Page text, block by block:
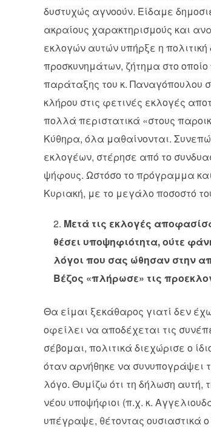
δυστυχώς αγνοούν. Είδαμε
ακραίους χαρακτηρισμούς και
εκλογών αυτών υπήρξε η
προσκυνημάτων, ζήτημα στο
παράταξης του κ. Παναγόπουλου
κλήρου στις φετινές εκλογές
πολλά περιστατικά «στους
Κύθηρα, όλα μαθαίνονται.
εκλογέων, στέρησε από το
ψήφους. Ωστόσο το πρόγραμμα
Κυριακή, με το μεγάλο ποσοστό
Μετά τις εκλογές
θέσει υποψηφιότητα, ούτε
λόγοι που σας ώθησαν στην
Βέζος «πλήρωσε» τις
Θα είμαι ξεκάθαρος γιατί δεν
οφείλει να αποδέχεται τις
σέβομαι, πολιτικά διεχώρισε ο
όταν αρνήθηκε να συνυπογράψει
λόγο. Θυμίζω ότι τη δήλωση
νέου υποψήφιοι (π.χ. κ.
υπέγραψε, θέτοντας ουσιαστικά